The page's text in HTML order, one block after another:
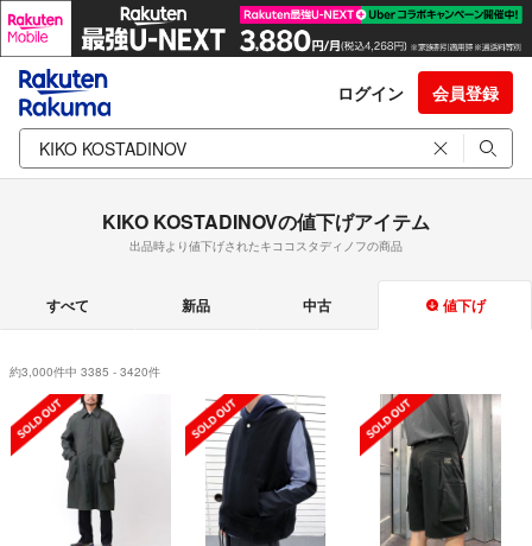
ログイン 会員登録
KIKO KOSTADINOVの値下げアイテム
出品時より値下げされたキココスタディノフの商品
すべて 新品 中古 値下げ
約3,000件中 3385 - 3420件